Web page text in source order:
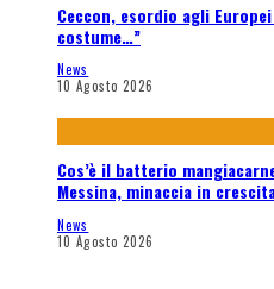
Ceccon, esordio agli
costume…”
News
10 Agosto 2026
Cos’è il batterio
Messina, minaccia in
News
10 Agosto 2026